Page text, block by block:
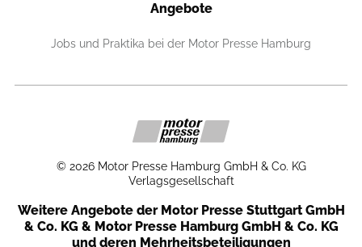
Angebote
Jobs und Praktika bei der Motor Presse Hamburg
© 2026 Motor Presse Hamburg GmbH & Co. KG
Verlagsgesellschaft
Weitere Angebote der Motor Presse Stuttgart GmbH
& Co. KG & Motor Presse Hamburg GmbH & Co. KG
und deren Mehrheitsbeteiligungen